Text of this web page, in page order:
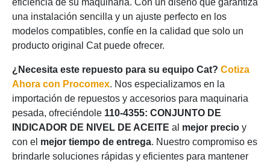
eficiencia de su maquinaria. Con un diseño que garantiza
una instalación sencilla y un ajuste perfecto en los
modelos compatibles, confíe en la calidad que solo un
producto original Cat puede ofrecer.
¿Necesita este repuesto para su equipo Cat? Cotiza
Ahora con Procomex. Nos especializamos en la
importación de repuestos y accesorios para maquinaria
pesada, ofreciéndole 110-4355: CONJUNTO DE
INDICADOR DE NIVEL DE ACEITE al mejor precio y
con el mejor tiempo de entrega. Nuestro compromiso es
brindarle soluciones rápidas y eficientes para mantener